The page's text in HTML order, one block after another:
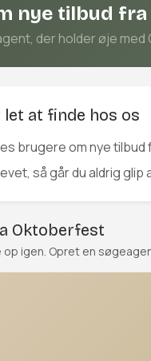
nye tilbud
der holder øje
at finde hos os
brugere om nye tilbud
så går du aldrig
Oktoberfest
op igen. Opret en